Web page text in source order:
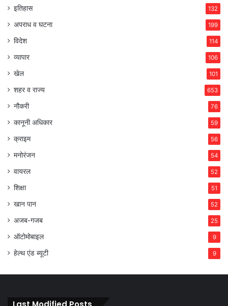
इतिहास 132
अपराध व घटना 199
विदेश 114
व्यापार 106
खेल 101
शहर व राज्य 653
नौकरी 76
कानूनी अधिकार 59
क्राइम 56
मनोरंजन 54
वायरल 52
शिक्षा 51
खान पान 52
अजब-गजब 25
ऑटोमोबाइल 9
हेल्थ एंड ब्यूटी 9